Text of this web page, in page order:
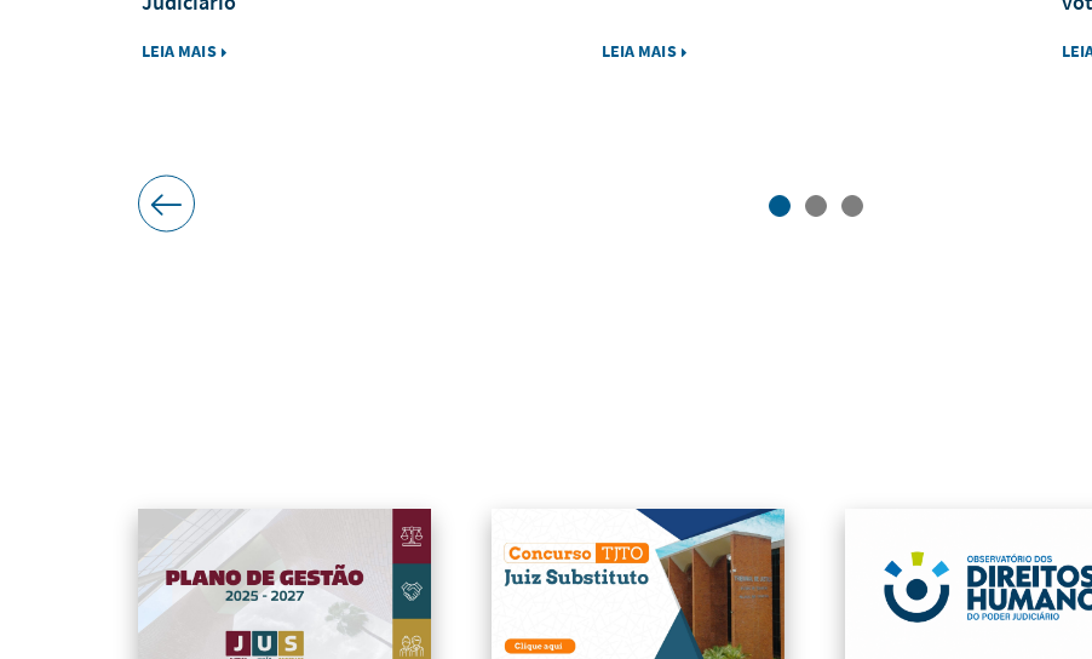
LEIA MAIS LEIA MAIS